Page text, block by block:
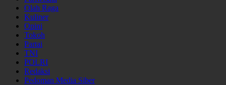
Olah Raga
Kuliner
Opini
Tokoh
Partai
TNI
POLRI
Redaksi
Pedoman Media Siber